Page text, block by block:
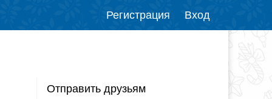
Регистрация Вход
Отправить друзьям